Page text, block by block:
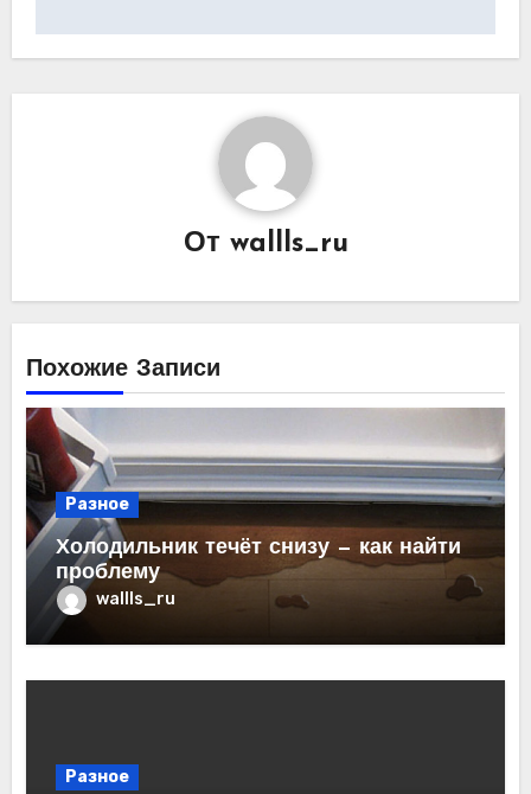
От wallls_ru
Похожие Записи
Разное
Холодильник течёт снизу — как найти
проблему
wallls_ru
Разное